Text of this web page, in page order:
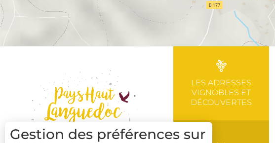
LES ADRESSES
VIGNOBLES ET
DÉCOUVERTES
Gestion des préférences sur